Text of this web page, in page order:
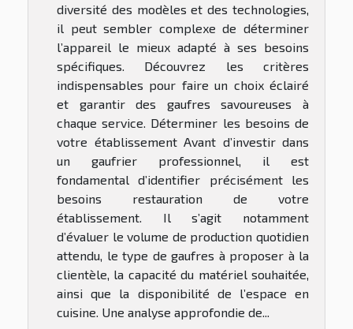
diversité des modèles et des technologies,
il peut sembler complexe de déterminer
l’appareil le mieux adapté à ses besoins
spécifiques. Découvrez les critères
indispensables pour faire un choix éclairé
et garantir des gaufres savoureuses à
chaque service. Déterminer les besoins de
votre établissement Avant d’investir dans
un gaufrier professionnel, il est
fondamental d’identifier précisément les
besoins restauration de votre
établissement. Il s’agit notamment
d’évaluer le volume de production quotidien
attendu, le type de gaufres à proposer à la
clientèle, la capacité du matériel souhaitée,
ainsi que la disponibilité de l’espace en
cuisine. Une analyse approfondie de...